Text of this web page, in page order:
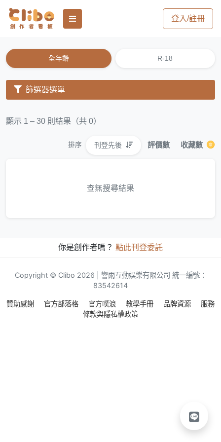
登入/註冊
全年齡 R-18
篩選器選單
顯示 1 – 30 則結果（共 0）
排序 刊登先後 評價數 收藏數
查無搜尋結果
你是創作者嗎？ 點此刊登委託
Copyright © Clibo 2026 | 響雨互動娛樂有限公司 統一編號：
83542614
贊助感謝 官方部落格 官方噗浪 教學手冊 品牌資源
服務
條款與隱私權政策